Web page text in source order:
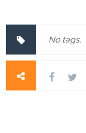
No tags.